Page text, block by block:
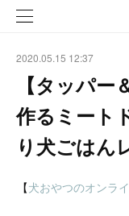
2020.05.15 12:37
【タッパ
作るミート
り犬ごはん
【犬おやつのオンラ